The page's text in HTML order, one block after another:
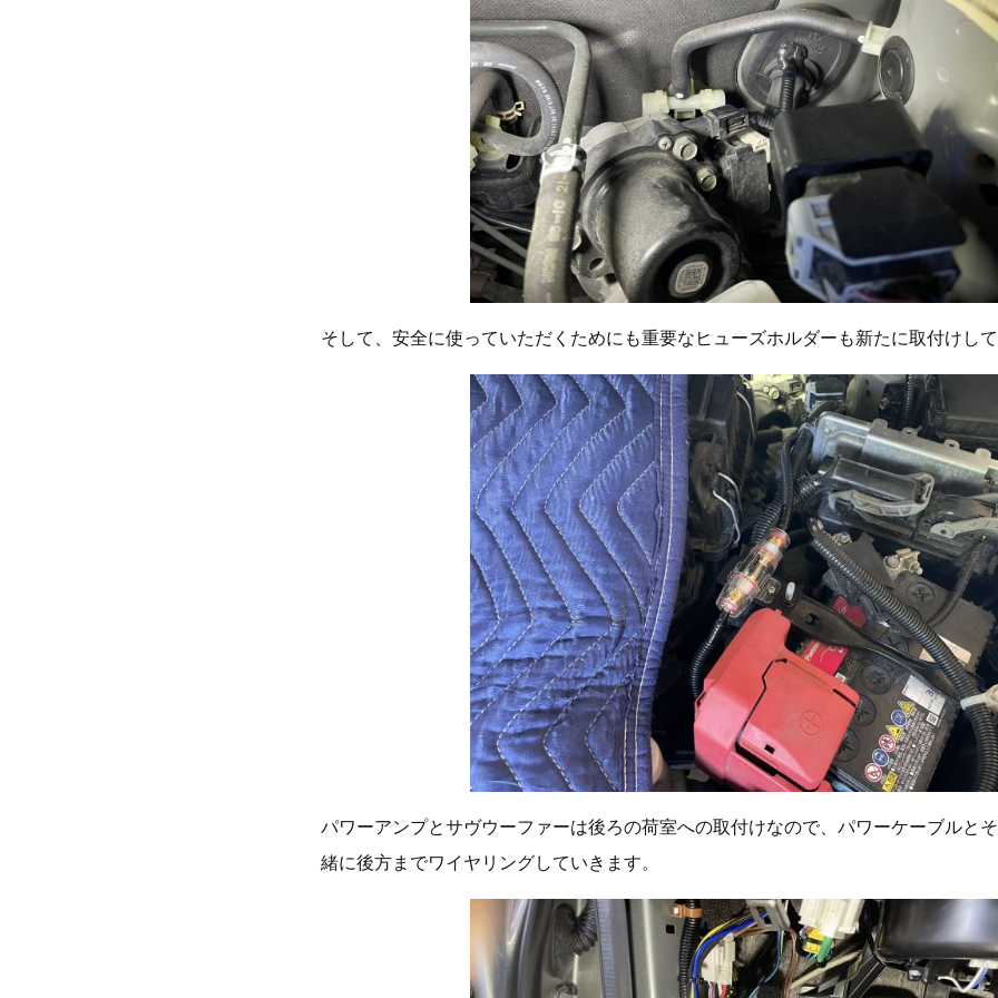
そして、安全に使っていただくためにも重要なヒューズホルダーも新たに取付けし
パワーアンプとサヴウーファーは後ろの荷室への取付けなので、パワーケーブルと
緒に後方までワイヤリングしていきます。